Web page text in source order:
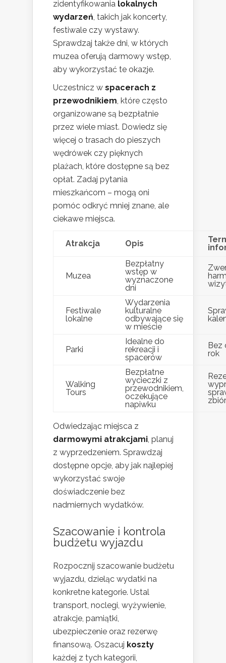
zidentyfikowania lokalnych
wydarzeń , takich jak koncerty,
festiwale czy wystawy.
Sprawdzaj także dni, w których
muzea oferują darmowy wstęp,
aby wykorzystać te okazje.
Uczestnicz w spacerach z
przewodnikiem , które często
organizowane są bezpłatnie
przez wiele miast. Dowiedz się
więcej o trasach do pieszych
wędrówek czy pięknych
plażach, które dostępne są bez
opłat. Zadaj pytania
mieszkańcom – mogą oni
pomóc odkryć mniej znane, ale
ciekawe miejsca.
Atrakcja Opis
Muzea
Bezpłatny
wstęp w
wyznaczone
dni
Festiwale
lokalne
Wydarzenia
kulturalne
odbywające się
w mieście
Parki
Idealne do
rekreacji i
spacerów
Bez
rok
Walking
Tours
Bezpłatne
wycieczki z
przewodnikiem,
oczekujące
napiwku
Odwiedzając miejsca z
darmowymi atrakcjami , planuj
z wyprzedzeniem. Sprawdzaj
dostępne opcje, aby jak najlepiej
wykorzystać swoje
doświadczenie bez
nadmiernych wydatków.
Szacowanie i kontrola
budżetu wyjazdu
Rozpocznij szacowanie budżetu
wyjazdu, dzieląc wydatki na
konkretne kategorie. Ustal
transport, noclegi, wyżywienie,
atrakcje, pamiątki,
ubezpieczenie oraz rezerwę
finansową. Oszacuj koszty
każdej z tych kategorii,